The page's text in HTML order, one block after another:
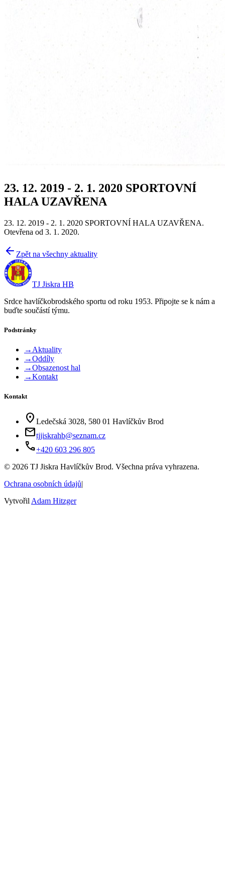
23. 12. 2019 - 2. 1. 2020 SPORTOVNÍ
HALA UZAVŘENA
23. 12. 2019 - 2. 1. 2020 SPORTOVNÍ HALA UZAVŘENA.
Otevřena od 3. 1. 2020.
Zpět na všechny aktuality
TJ Jiskra HB
Srdce havlíčkobrodského sportu od roku 1953. Připojte se k nám a
buďte součástí týmu.
Podstránky
→ Aktuality
→Oddíly
→Obsazenost hal
→Kontakt
Kontakt
location_on Ledečská 3028, 580 01 Havlíčkův Brod
mailtjjiskrahb@seznam.cz
phone+420 603 296 805
© 2026 TJ Jiskra Havlíčkův Brod. Všechna práva vyhrazena.
Ochrana osobních údajů|
Vytvořil Adam Hitzger